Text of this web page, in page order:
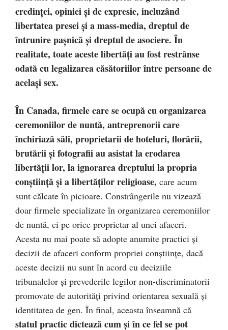
credinței, opiniei și de expresie, incluzând
libertatea presei și a mass-media, dreptul de
întrunire pașnică și dreptul de asociere. În
realitate, toate aceste libertăți au fost restrânse
odată cu legalizarea căsătoriilor între persoane de
același sex.
În Canada, firmele care se ocupă cu organizarea
ceremoniilor de nuntă, antreprenorii care
închiriază săli, proprietarii de hoteluri, florării,
brutării și fotografii au asistat la erodarea
libertății lor, la ignorarea dreptului la propria
conștiință și a libertăților religioase, care acum
sunt călcate în picioare. Constrângerile nu vizează
doar firmele specializate în organizarea ceremoniilor
de nuntă, ci pe orice proprietar al unei afaceri.
Acesta nu mai poate să adopte anumite practici și
decizii de afaceri conform propriei conștiințe, dacă
aceste decizii nu sunt în acord cu deciziile
tribunalelor și prevederile legilor non-discriminatorii
promovate de autorități privind orientarea sexuală și
identitatea de gen. În final, aceasta înseamnă că
statul practic dictează cum și în ce fel se pot